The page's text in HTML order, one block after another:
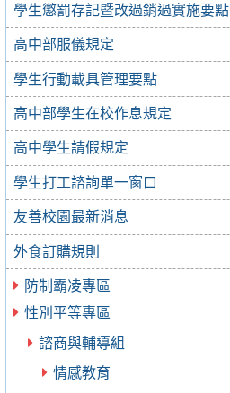
學生懲罰存記暨改過銷過實施要點
高中部服儀規定
學生行動載具管理要點
高中部學生在校作息規定
高中學生請假規定
學生打工諮詢單一窗口
友善校園最新消息
外食訂購規則
防制霸凌專區
性別平等專區
諮商與輔導組
情感教育